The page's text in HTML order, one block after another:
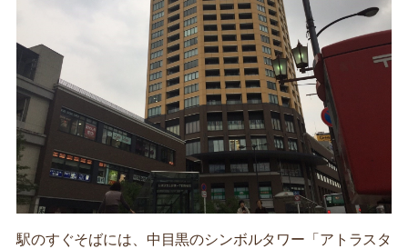
駅のすぐそばには、中目黒のシンボルタワー「アトラスタ